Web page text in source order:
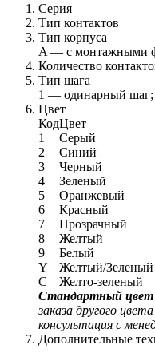
Серия
Тип контактов
Тип корпуса
A — с монтажными
Количество
Тип шага
1 — одинарный
Цвет
КодЦвет
1
Серый
2
Синий
3
Черный
4
Зеленый
5
Оранжевый
6
Красный
7
Прозрачный
8
Желтый
9
Белый
Y
Желтый/Зеленый
C
Желто-зеленый
Стандартный цвет
заказа другого
консультация с
Дополнительные